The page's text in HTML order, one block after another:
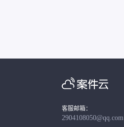
客服邮箱：
2904108050@qq.com